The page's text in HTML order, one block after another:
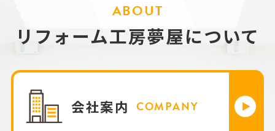
ABOUT
リフォーム工房夢屋について
会社案内 COMPANY